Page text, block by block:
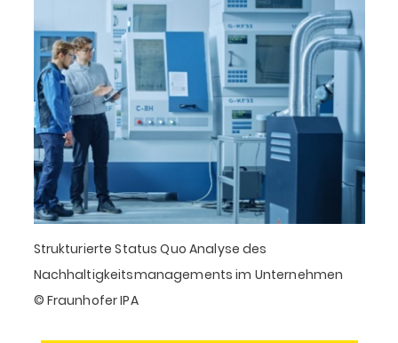
Strukturierte Status Quo Analyse des
Nachhaltigkeitsmanagements im Unternehmen
© Fraunhofer IPA